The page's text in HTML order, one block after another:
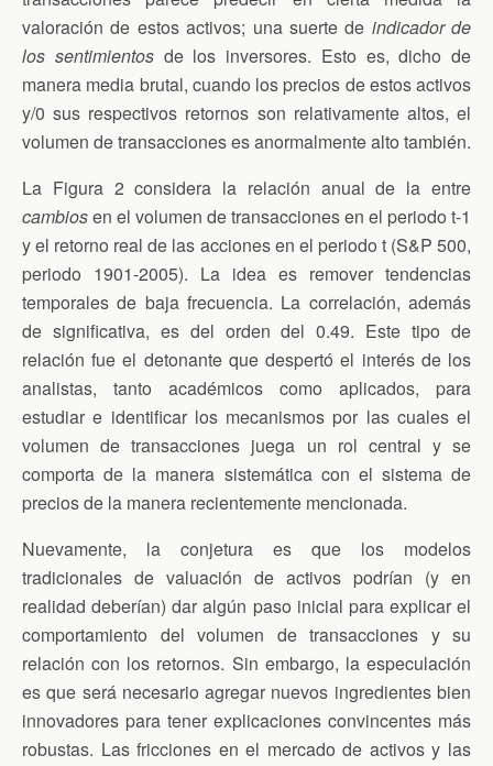
valoración de estos activos; una suerte de indicador de
los sentimientosde los inversores. Esto es, dicho de
manera media brutal, cuando los precios de estos activos
y/0 sus respectivos retornos son relativamente altos, el
volumen de transacciones es anormalmente alto también.
La Figura 2 considera la relación anual de la entre
cambiosen el volumen de transacciones en el periodo t-1
y el retorno real de las acciones en el periodo t (S&P 500,
periodo 1901-2005). La idea es remover tendencias
temporales de baja frecuencia. La correlación, además
de significativa, es del orden del 0.49. Este tipo de
relación fue el detonante que despertó el interés de los
analistas, tanto académicos como aplicados, para
estudiar e identificar los mecanismos por las cuales el
volumen de transacciones juega un rol central y se
comporta de la manera sistemática con el sistema de
precios de la manera recientemente mencionada.
Nuevamente, la conjetura es que los modelos
tradicionales de valuación de activos podrían (y en
realidad deberían) dar algún paso inicial para explicar el
comportamiento del volumen de transacciones y su
relación con los retornos. Sin embargo, la especulación
es que será necesario agregar nuevos ingredientes bien
innovadores para tener explicaciones convincentes más
robustas. Las fricciones en el mercado de activos y las